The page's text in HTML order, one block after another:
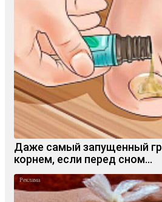
Даже самый запущенный
корнем, если перед сном…